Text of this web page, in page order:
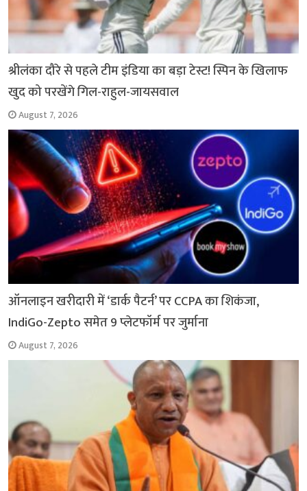
श्रीलंका दौरे से पहले टीम इंडिया का बड़ा टेस्ट! स्पिन के खिलाफ
खुद को परखेंगे गिल-राहुल-जायसवाल
August 7, 2026
ऑनलाइन खरीदारी में ‘डार्क पैटर्न’ पर CCPA का शिकंजा,
IndiGo-Zepto समेत 9 प्लेटफॉर्म पर जुर्माना
August 7, 2026